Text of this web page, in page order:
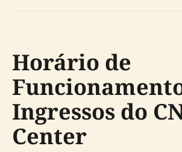
Horário de
Ingressos do
Center